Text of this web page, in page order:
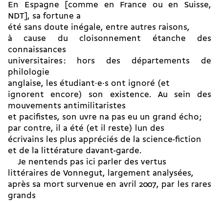
En Espagne [comme en France ou en Suisse,
NDT], sa fortune a
été sans doute inégale, entre autres raisons,
à cause du cloisonnement étanche des
connaissances
universitaires : hors des départements de
philologie
anglaise, les étudiant·e·s ont ignoré (et
ignorent encore) son existence. Au sein des
mouvements antimilitaristes
et pacifistes, son uvre na pas eu un grand écho ;
par contre, il a été (et il reste) lun des
écrivains les plus appréciés de la science-fiction
et de la littérature davant-garde.
Je nentends pas ici parler des vertus
littéraires de Vonnegut, largement analysées,
après sa mort survenue en avril 2007, par les rares
grands